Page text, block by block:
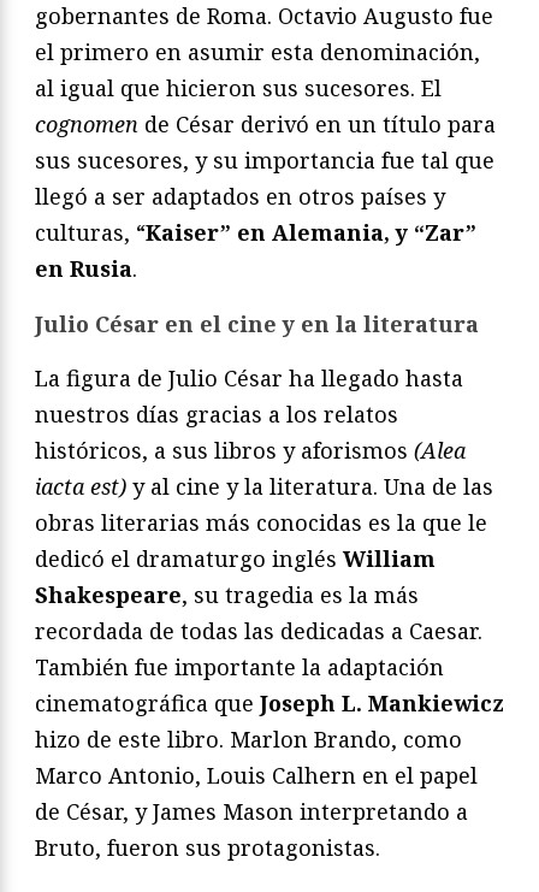
gobernantes de Roma. Octavio Augusto fue
el primero en asumir esta denominación,
al igual que hicieron sus sucesores. El
cognomen de César derivó en un título para
sus sucesores, y su importancia fue tal que
llegó a ser adaptados en otros países y
culturas, “Kaiser” en Alemania, y “Zar”
en Rusia.
Julio César en el cine y en la literatura
La figura de Julio César ha llegado hasta
nuestros días gracias a los relatos
históricos, a sus libros y aforismos (Alea
iacta est) y al cine y la literatura. Una de las
obras literarias más conocidas es la que le
dedicó el dramaturgo inglés William
Shakespeare, su tragedia es la más
recordada de todas las dedicadas a Caesar.
También fue importante la adaptación
cinematográfica que Joseph L. Mankiewicz
hizo de este libro. Marlon Brando, como
Marco Antonio, Louis Calhern en el papel
de César, y James Mason interpretando a
Bruto, fueron sus protagonistas.